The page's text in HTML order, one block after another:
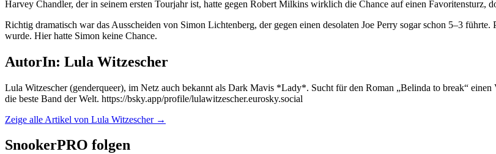
Harvey Chandler, der in seinem ersten Tourjahr ist, hatte gegen Robert Milkins wirklich die Chance auf einen Favoritensturz,
Richtig dramatisch war das Ausscheiden von Simon Lichtenberg, der gegen einen desolaten Joe Perry sogar schon 5–3
wurde. Hier hatte Simon keine Chance.
AutorIn: Lula Witzescher
Lula Witzescher (genderqueer), im Netz auch bekannt als Dark Mavis *Lady*. Sucht für den Roman „Belinda to break“
die beste Band der Welt. https://bsky.app/profile/lulawitzescher.eurosky.social
Zeige alle Artikel von Lula Witzescher →
SnookerPRO folgen